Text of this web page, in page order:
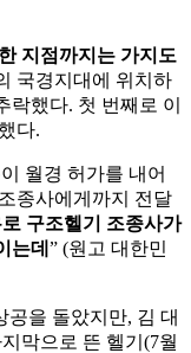
지점까지는 가지도
국경지대에 위치하
했다. 첫 번째로 이
다.
월경 허가를 내어
종사에게까지 전달
구조헬기 조종사가
는데 ” (원고 대한민
공을 돌았지만, 김 대
막으로 뜬 헬기(7월